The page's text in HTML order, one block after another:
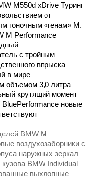
M550d xDrive Туринг
от
гоночным «генам» M.
M Performance
с тройным
впрыска
в мире
объемом 3,0 литра
крутящий момент
BluePerformance новые
BMW M
воздухозаборники с
наружных зеркал
BMW Individual
выхлопные